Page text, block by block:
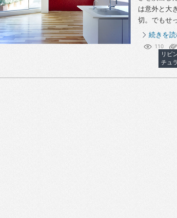
は意外と大
切。でもせ
続きを
110
リビ
チュ